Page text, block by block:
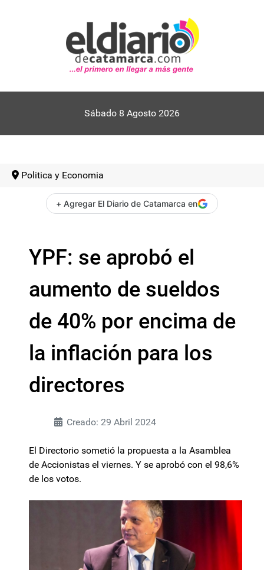
Sábado 8 Agosto 2026
Politica y Economia
+ Agregar El Diario de Catamarca en
YPF: se aprobó el
aumento de sueldos
de 40% por encima de
la inflación para los
directores
Creado: 29 Abril 2024
El Directorio sometió la propuesta a la Asamblea
de Accionistas el viernes. Y se aprobó con el 98,6%
de los votos.